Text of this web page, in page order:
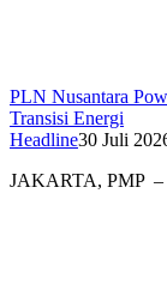
PLN Nusantara
Transisi Energi
Headline30 Juli
JAKARTA, PMP –